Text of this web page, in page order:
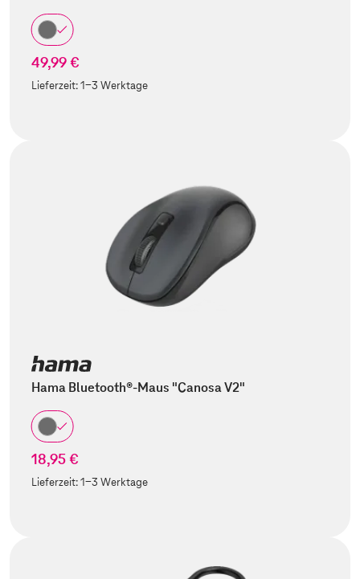
49,99 €
Lieferzeit:1-3 Werktage
Hama Bluetooth®-Maus "Canosa V2"
18,95 €
Lieferzeit:1-3 Werktage